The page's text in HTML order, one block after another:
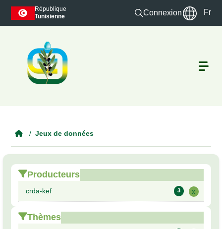
Skip to main content
République
Tunisienne
Connexion Fr
Jeux de données
Producteurs
crda-kef 3 x
Thèmes